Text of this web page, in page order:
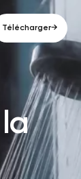
Télécharger→